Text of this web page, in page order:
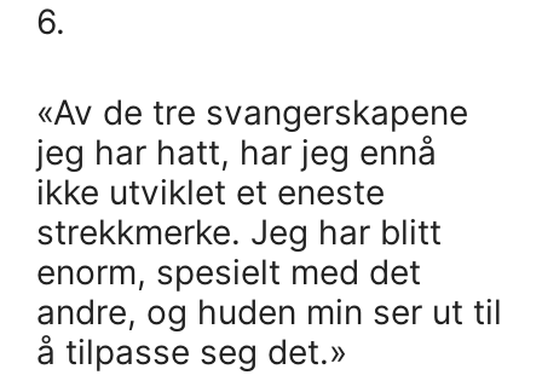
6.
«Av de tre svangerskapene
jeg har hatt, har jeg ennå
ikke utviklet et eneste
strekkmerke. Jeg har blitt
enorm, spesielt med det
andre, og huden min ser ut til
å tilpasse seg det.»